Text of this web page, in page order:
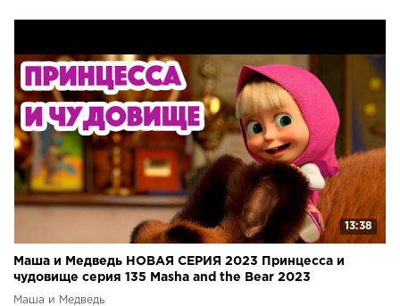
13:38
Маша и Медведь НОВАЯ СЕРИЯ 2023 Принцесса и
чудовище серия 135 Masha and the Bear 2023
Маша и Медведь